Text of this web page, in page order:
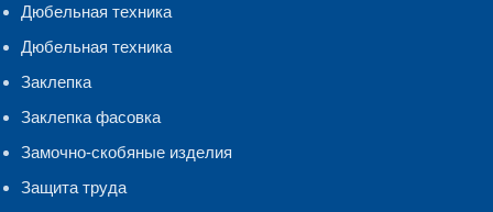
Дюбельная техника
Дюбельная техника
Заклепка
Заклепка фасовка
Замочно-скобяные изделия
Защита труда